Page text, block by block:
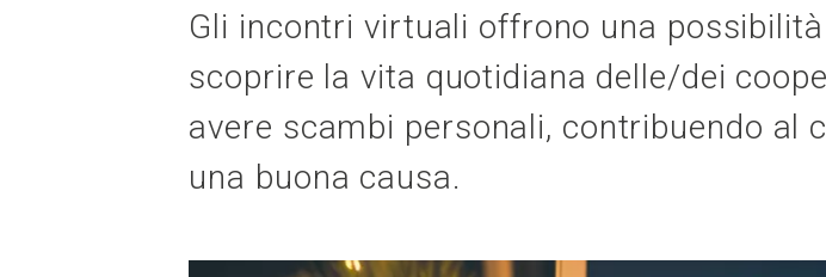
Gli incontri virtuali offrono una
scoprire la vita quotidiana delle/dei
avere scambi personali, contribuendo al
una buona causa.